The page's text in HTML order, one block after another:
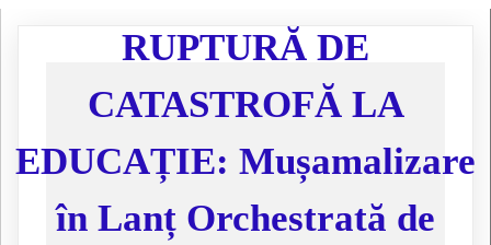
RUPTURĂ DE
CATASTROFĂ LA
EDUCAȚIE: Mușamalizare
în Lanț Orchestrată de